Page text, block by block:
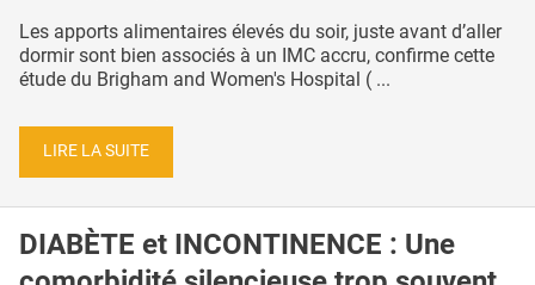
Les apports alimentaires élevés du soir, juste avant d’aller
dormir sont bien associés à un IMC accru, confirme cette
étude du Brigham and Women's Hospital ( ...
LIRE LA SUITE
DIABÈTE et INCONTINENCE : Une